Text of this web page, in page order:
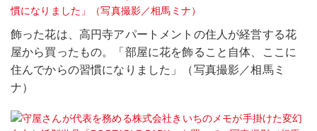
飾った花は、高円寺アパートメントの住人が経営する花
屋から買ったもの。「部屋に花を飾ること自体、ここに
住んでからの習慣になりました」（写真撮影／相馬ミ
ナ）